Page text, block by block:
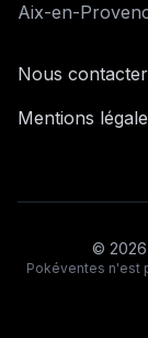
Aix-en-
Nous contacter
Mentions
© 2026
Pokéventes n'est